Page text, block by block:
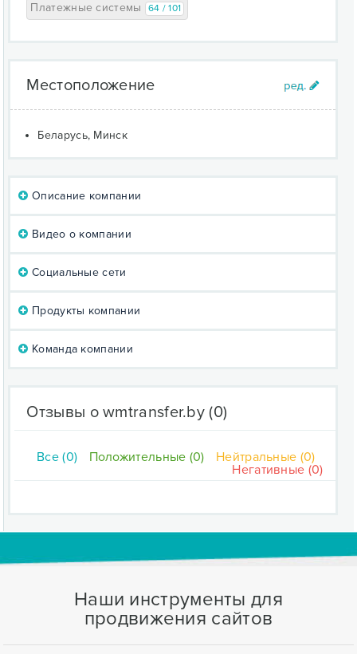
Платежные системы 64 / 101
Местоположение
Беларусь, Минск
Описание компании
Видео о компании
Социальные сети
Продукты компании
Команда компании
Отзывы о wmtransfer.by (0)
Все (0) Положительные (0)
Нейтральные (0)
Негативные (0)
Наши инструменты для
продвижения сайтов